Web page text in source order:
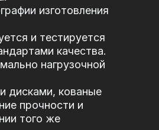
изготовления
и тестируется
качества.
нагрузочной
дисками, кованые
прочности и
того же